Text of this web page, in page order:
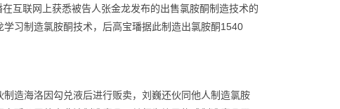
互联网上获悉被告人张金龙发布的出售氯胺酮制造技术的
习制造氯胺酮技术，后高宝璠据此制造出氯胺酮1540
造海洛因勾兑液后进行贩卖，刘巍还伙同他人制造氯胺